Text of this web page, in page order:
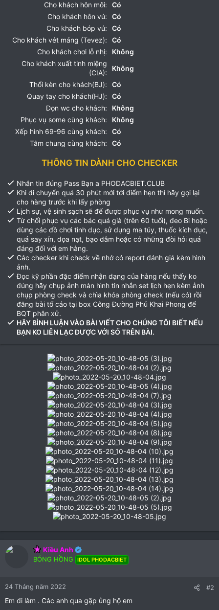
Cho khách hôn môi:
Có
Cho khách hôn vú:
Có
Cho khách bóp vú:
Có
Cho khách vét máng (Tevez):
Có
Cho khách chơi lỗ nhị:
Không
Cho khách xuất tinh miệng
(CIA):
Không
Thổi kèn cho khách(BJ):
Có
Quay tay cho khách(HJ):
Có
Dọn wc cho khách:
Không
Phục vụ some cùng khách:
Không
Xếp hình 69-96 cùng khách:
Có
Tắm chung cùng khách:
Có
THÔNG TIN DÀNH CHO CHECKER
Nhắn tin đúng Pass Bạn a PHODACBIET.CLUB
Khi di chuyển quá 30 phút mới tới điểm hẹn thì hãy gọi lại
cho hàng trước khi lấy phòng
Lịch sự, vệ sinh sạch sẽ để được phục vụ như mong muốn.
Từ chối phục vụ các bác quá già (trên 60 tuổi), đeo Bi hoặc
dùng các đồ chơi tình dục, sử dụng ma túy, thuốc kích dục,
quá say xỉn, dọa nạt, bạo dâm hoặc có những đòi hỏi quá
đáng đối với em hàng.
Các checker khi check về nhớ có report đánh giá kèm hình
ảnh.
Đọc kỹ phần đặc điểm nhận dạng của hàng nếu thấy ko
đúng hãy chụp ảnh màn hình tin nhắn set lịch hẹn kèm ảnh
chụp phòng check và chìa khóa phòng check (nếu có) rồi
đăng bài tố cáo tại box Công Đường Phủ Khai Phong để
BQT phân xử.
HÃY BÌNH LUẬN VÀO BÀI VIẾT CHO CHÚNG TÔI BIẾT NẾU
BẠN KO LIÊN LẠC ĐƯỢC VỚI SỐ TRÊN BÀI.
Kiều Anh
BÓNG HỒNG IDOL PHODACBIET
24 Tháng năm 2022 #2
Em đi làm . Các anh qua gặp ủng hộ em